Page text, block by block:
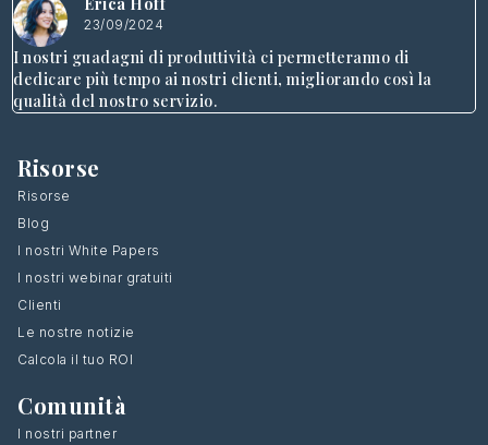
23/09/2024
I nostri guadagni di produttività ci permetteranno di
dedicare più tempo ai nostri clienti, migliorando così la
qualità del nostro servizio.
Risorse
Risorse
Blog
I nostri White Papers
I nostri webinar gratuiti
Clienti
Le nostre notizie
Calcola il tuo ROI
Comunità
I nostri partner